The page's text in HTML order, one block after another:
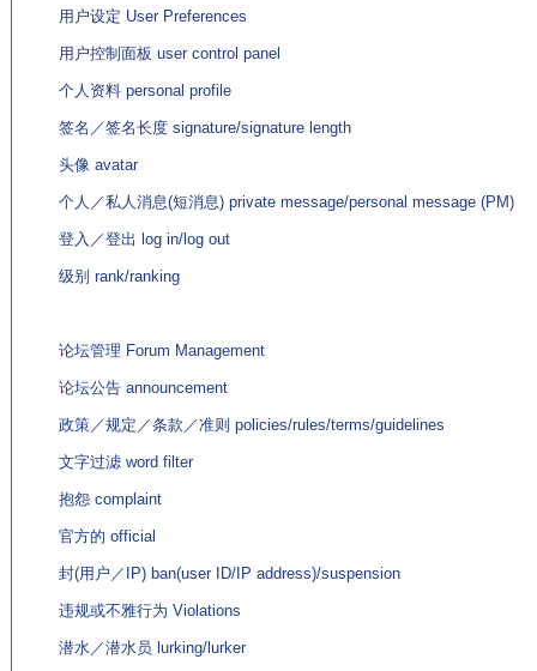
用户设定 User Preferences
用户控制面板 user control panel
个人资料 personal profile
签名／签名长度 signature/signature length
头像 avatar
个人／私人消息(短消息) private message/personal message (PM)
登入／登出 log in/log out
级别 rank/ranking
论坛管理 Forum Management
论坛公告 announcement
政策／规定／条款／准则 policies/rules/terms/guidelines
文字过滤 word filter
抱怨 complaint
官方的 official
封(用户／IP) ban(user ID/IP address)/suspension
违规或不雅行为 Violations
潜水／潜水员 lurking/lurker